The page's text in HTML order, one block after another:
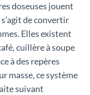
doseuses jouent
de convertir
Elles existent
cuillère à soupe
à des repères
masse, ce système
suivant